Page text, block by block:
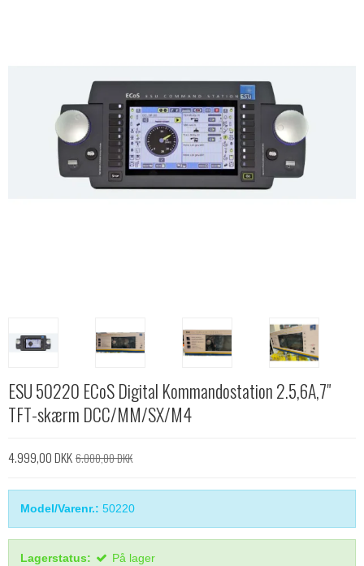
ESU 50220 ECoS Digital Kommandostation 2.5,6A,7"
TFT-skærm DCC/MM/SX/M4
4.999,00 DKK6.000,00 DKK
Model/Varenr.: 50220
Lagerstatus: På lager